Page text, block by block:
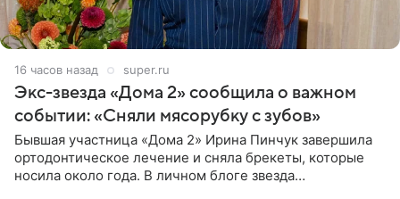
16 часов назад super.ru
Экс-звезда «Дома 2» сообщила о важном
событии: «Сняли мясорубку с зубов»
Бывшая участница «Дома 2» Ирина Пинчук завершила
ортодонтическое лечение и сняла брекеты, которые
носила около года. В личном блоге звезда